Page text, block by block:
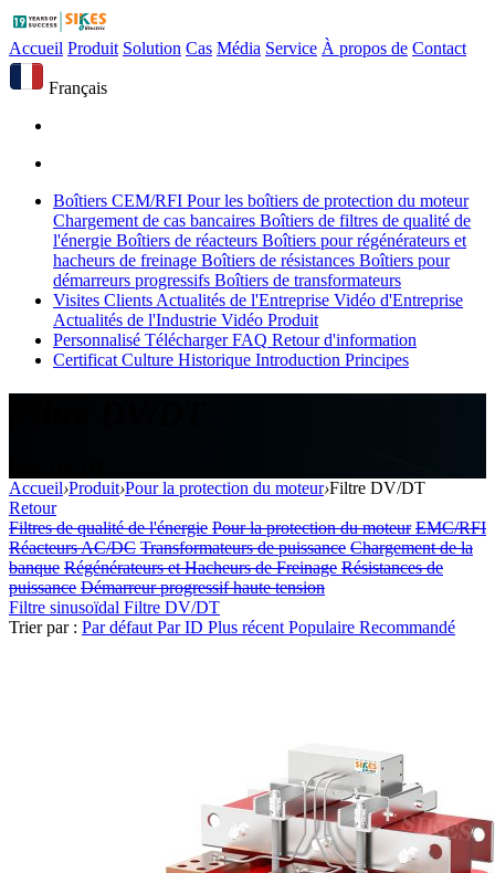
Accueil Produit Solution Cas Média Service À propos de Contact
Français
Boîtiers CEM/RFI Pour les boîtiers de protection du moteur
Chargement de cas bancaires Boîtiers de filtres de qualité de
l'énergie Boîtiers de réacteurs Boîtiers pour régénérateurs et
hacheurs de freinage Boîtiers de résistances Boîtiers pour
démarreurs progressifs Boîtiers de transformateurs
Visites Clients Actualités de l'Entreprise Vidéo d'Entreprise
Actualités de l'Industrie Vidéo Produit
Personnalisé Télécharger FAQ Retour d'information
Certificat Culture Historique Introduction Principes
Accueil›Produit›Pour la protection du moteur›Filtre DV/DT
Retour
Filtres de qualité de l'énergie Pour la protection du moteur EMC/RFI
Réacteurs AC/DC Transformateurs de puissance Chargement de la
banque Régénérateurs et Hacheurs de Freinage Résistances de
puissance Démarreur progressif haute tension
Filtre sinusoïdal Filtre DV/DT
Trier par : Par défaut Par ID Plus récent Populaire Recommandé